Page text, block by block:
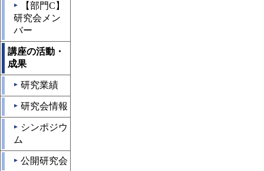
▲
【部門C】
研究会メン
バー
講座の活動・
成果
▲ 研究業績
▲ 研究会情報
▲
シンポジウ
ム
▲ 公開研究会